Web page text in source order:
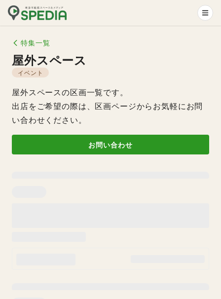
特集一覧
屋外スペース
イベント
屋外スペースの区画一覧です。
出店をご希望の際は、区画ページからお気軽にお問
い合わせください。
お問い合わせ